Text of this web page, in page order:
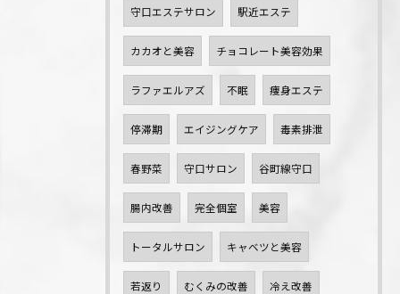
守口エステサロン 駅近エステ
カカオと美容 チョコレート美容効果
ラファエルアズ 不眠 痩身エステ
停滞期 エイジングケア 毒素排泄
春野菜 守口サロン 谷町線守口
腸内改善 完全個室 美容
トータルサロン キャベツと美容
若返り むくみの改善 冷え改善